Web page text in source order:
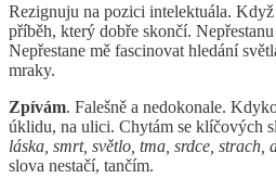
Rezignuju na pozici intelektuála.
příběh, který dobře skončí. Nepřestanu
Nepřestane mě fascinovat hledání
mraky.
Zpívám. Falešně a nedokonale.
úklidu, na ulici. Chytám se klíčových
láska, smrt, světlo, tma, srdce, strach,
slova nestačí, tančím.